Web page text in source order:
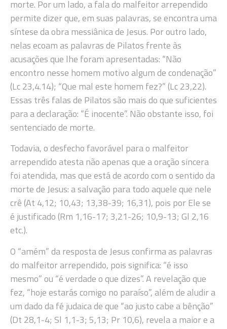
morte. Por um lado, a fala do malfeitor arrependido
permite dizer que, em suas palavras, se encontra uma
síntese da obra messiânica de Jesus. Por outro lado,
nelas ecoam as palavras de Pilatos frente às
acusações que lhe foram apresentadas: “Não
encontro nesse homem motivo algum de condenação”
(Lc 23,4.14); “Que mal este homem fez?” (Lc 23,22).
Essas três falas de Pilatos são mais do que suficientes
para a declaração: “É inocente”. Não obstante isso, foi
sentenciado de morte.
Todavia, o desfecho favorável para o malfeitor
arrependido atesta não apenas que a oração sincera
foi atendida, mas que está de acordo com o sentido da
morte de Jesus: a salvação para todo aquele que nele
crê (At 4,12; 10,43; 13,38-39; 16,31), pois por Ele se
é justificado (Rm 1,16-17; 3,21-26; 10,9-13; Gl 2,16
etc.).
O “amém” da resposta de Jesus confirma as palavras
do malfeitor arrependido, pois significa: “é isso
mesmo” ou “é verdade o que dizes”. A revelação que
fez, “hoje estarás comigo no paraíso”, além de aludir a
um dado da fé judaica de que “ao justo cabe a bênção”
(Dt 28,1-4; Sl 1,1-3; 5,13; Pr 10,6), revela a maior e a